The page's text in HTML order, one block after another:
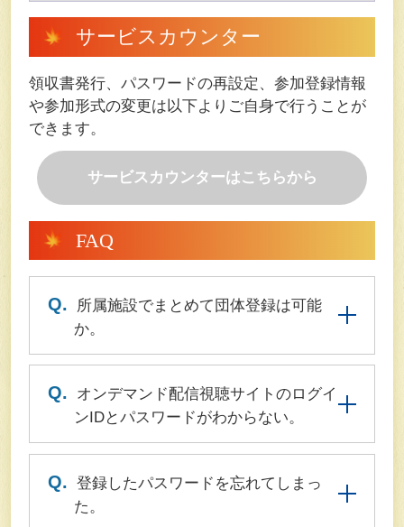
サービスカウンター
領収書発行、パスワードの再設定、参加登録情報
や参加形式の変更は以下よりご自身で行うことが
できます。
サービスカウンターはこちらから
FAQ
Q.
所属施設でまとめて団体登録は可能
か。
Q.
オンデマンド配信視聴サイトのログイ
ンIDとパスワードがわからない。
Q. 登録したパスワードを忘れてしまっ
た。